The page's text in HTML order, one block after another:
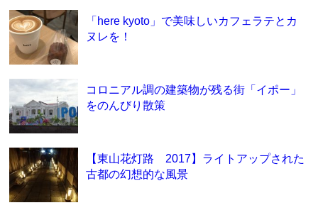
「here kyoto」で美味しいカフェラテとカ
ヌレを！
コロニアル調の建築物が残る街「イポー」
をのんびり散策
【東山花灯路 2017】ライトアップされた
古都の幻想的な風景